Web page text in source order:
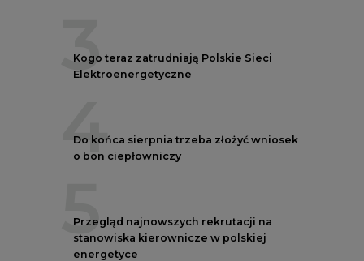
3
Kogo teraz zatrudniają Polskie Sieci
Elektroenergetyczne
4
Do końca sierpnia trzeba złożyć wniosek
o bon ciepłowniczy
5
Przegląd najnowszych rekrutacji na
stanowiska kierownicze w polskiej
energetyce